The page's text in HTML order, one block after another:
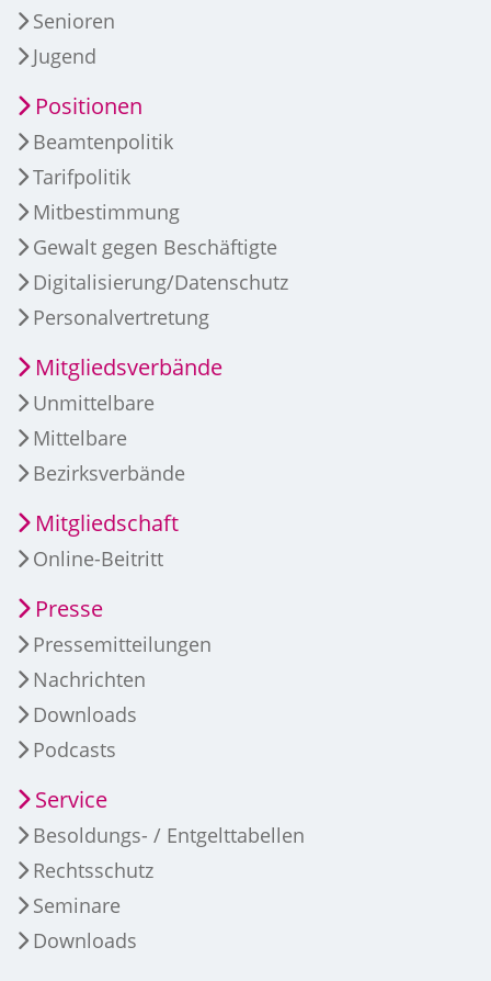
Senioren
Jugend
Positionen
Beamtenpolitik
Tarifpolitik
Mitbestimmung
Gewalt gegen Beschäftigte
Digitalisierung/Datenschutz
Personalvertretung
Mitgliedsverbände
Unmittelbare
Mittelbare
Bezirksverbände
Mitgliedschaft
Online-Beitritt
Presse
Pressemitteilungen
Nachrichten
Downloads
Podcasts
Service
Besoldungs- / Entgelttabellen
Rechtsschutz
Seminare
Downloads